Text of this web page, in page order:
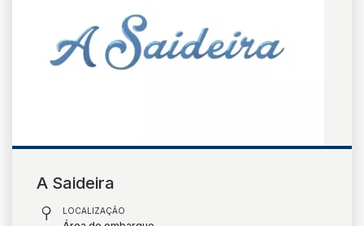
A Saideira
LOCALIZAÇÃO